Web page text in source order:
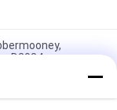
D2084
van de
zonder Rotor